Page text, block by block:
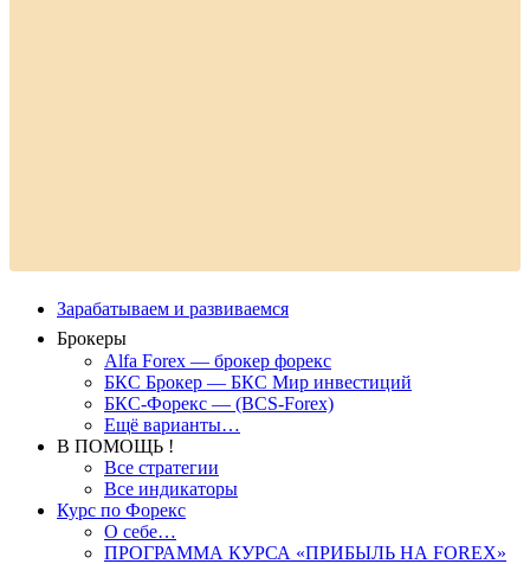
Зарабатываем и развиваемся
Брокеры
Alfa Forex — брокер форекс
БКС Брокер — БКС Мир инвестиций
БКС-Форекс — (BCS-Forex)
Ещё варианты…
В ПОМОЩЬ !
Все стратегии
Все индикаторы
Курс по Форекс
О себе…
ПРОГРАММА КУРСА «ПРИБЫЛЬ НА FOREX»